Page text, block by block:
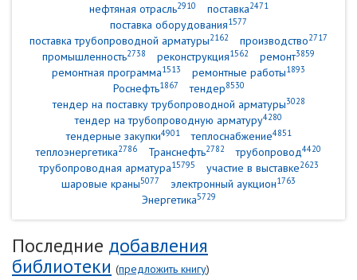
нефтяная отрасль2910 поставка2471
поставка оборудования1577
поставка трубопроводной арматуры2162 производство2717
промышленность2738 реконструкция1562 ремонт3859
ремонтная программа1513 ремонтные работы1893
Роснефть1867 тендер8530
тендер на поставку трубопроводной арматуры3028
тендер на трубопроводную арматуру4280
тендерные закупки4901 теплоснабжение4851
теплоэнергетика2786 Транснефть2782 трубопровод4420
трубопроводная арматура15795 участие в выставке2623
шаровые краны5077 электронный аукцион1763
Энергетика5729
Последние добавления
библиотеки (предложить книгу)